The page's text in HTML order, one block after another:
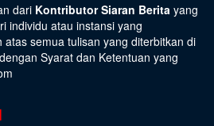
dari Kontributor Siaran Berita yang
individu atau instansi yang
semua tulisan yang diterbitkan di
Syarat dan Ketentuan yang